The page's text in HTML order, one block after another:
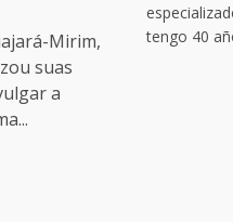
Mirim,
suas
a
tengo 40